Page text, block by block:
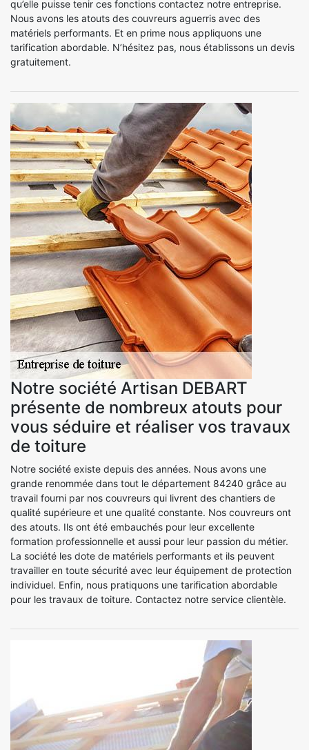
qu’elle puisse tenir ces fonctions contactez notre entreprise.
Nous avons les atouts des couvreurs aguerris avec des
matériels performants. Et en prime nous appliquons une
tarification abordable. N’hésitez pas, nous établissons un devis
gratuitement.
Notre société Artisan DEBART
présente de nombreux atouts pour
vous séduire et réaliser vos travaux
de toiture
Notre société existe depuis des années. Nous avons une
grande renommée dans tout le département 84240 grâce au
travail fourni par nos couvreurs qui livrent des chantiers de
qualité supérieure et une qualité constante. Nos couvreurs ont
des atouts. Ils ont été embauchés pour leur excellente
formation professionnelle et aussi pour leur passion du métier.
La société les dote de matériels performants et ils peuvent
travailler en toute sécurité avec leur équipement de protection
individuel. Enfin, nous pratiquons une tarification abordable
pour les travaux de toiture. Contactez notre service clientèle.